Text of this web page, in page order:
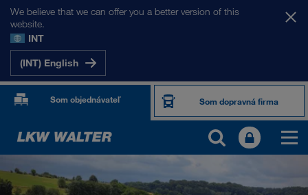
We believe that we can offer you a better version of this
website.
INT
(INT) English
Som objednávateľ Som dopravná firma
PRODUKTY A SLUŽBY